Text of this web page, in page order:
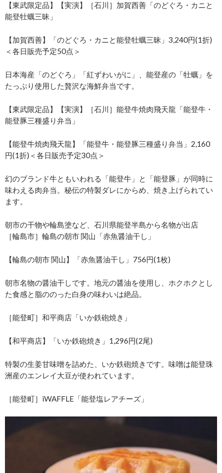
【東武限定品】【実演】［石川］加賀西善「のどぐろ・カニと
能登牡蠣三昧」
【加賀西善】「のどぐろ・カニと能登牡蠣三昧」3,240円(1折)
＜各日販売予定50点＞
日本海産「のどぐろ」「紅ずわいがに」、能登産の「牡蠣」を
たっぷり使用した贅沢な海鮮弁当です。
【東武限定品】【実演】［石川］能登牛焼肉飛天龍「能登牛・
能登豚三種盛り弁当」
【能登牛焼肉飛天龍】「能登牛・能登豚三種盛り弁当」2,160
円(1折)＜各日販売予定30点＞
幻のブランド牛ともいわれる「能登牛」と「能登豚」が同時に
味わえる肉弁当。秘伝の特製ダレにからめ、焼き上げられてい
ます。
朝市の干物や輪島塗など、石川県能登半島から名物が出店
［輪島市］輪島の朝市 関山「赤魚醤油干し」
【輪島の朝市 関山】「赤魚醤油干し」756円(1枚)
朝市名物の醤油干しです。地元の醤油を使用し、ホクホクとし
た食感と脂ののった白身の味わいは絶品。
［能登町］和平商店「いか鉄砲焼き」
【和平商店】「いか鉄砲焼き」1,296円(2尾)
特製の生姜甘味噌を詰めた、いか鉄砲焼きです。味噌は能登珠
洲産のエンレイ大豆が使われています。
［能登町］iWAFFLE「能登塩レアチーズ」